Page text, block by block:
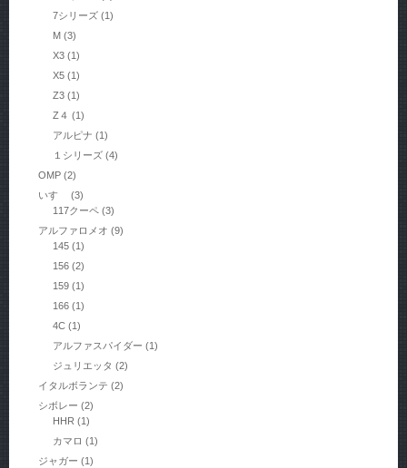
7シリーズ (1)
M (3)
X3 (1)
X5 (1)
Z3 (1)
Z４ (1)
アルピナ (1)
１シリーズ (4)
OMP(2)
いすゞ
(3)
117クーペ (3)
アルファロメオ (9)
145 (1)
156 (2)
159 (1)
166 (1)
4C (1)
アルファスパイダー (1)
ジュリエッタ (2)
イタルボランテ (2)
シボレー (2)
HHR (1)
カマロ (1)
ジャガー (1)